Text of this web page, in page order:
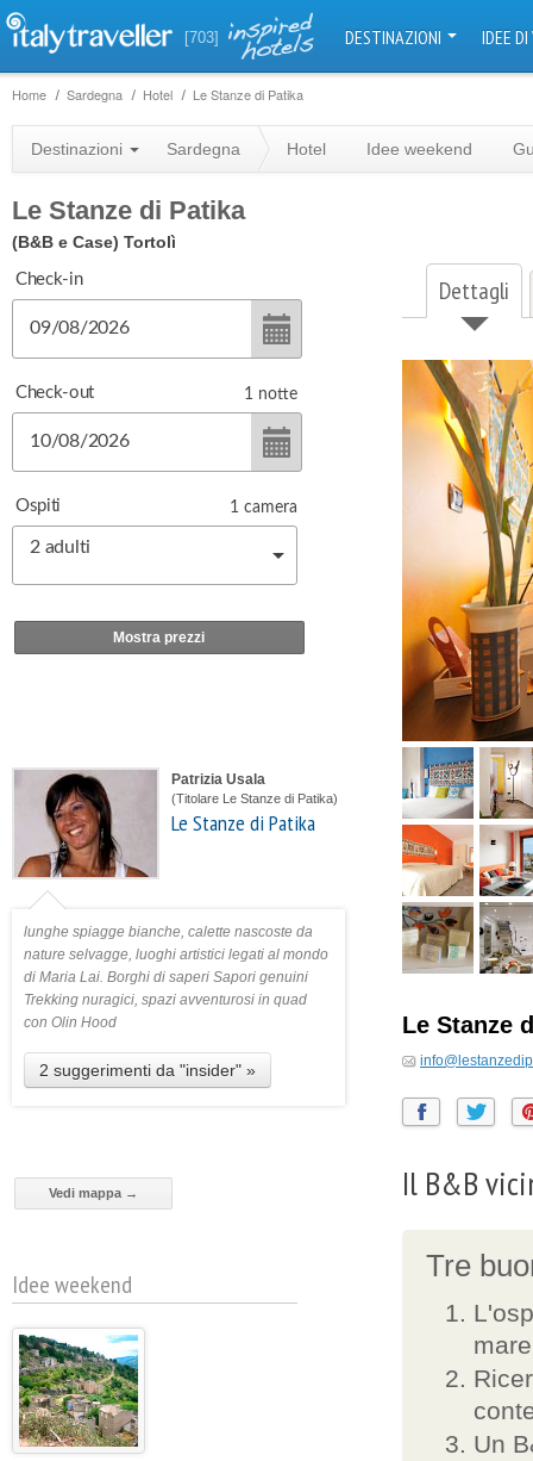
[703] DESTINAZIONI IDEE
Home Sardegna Hotel Le Stanze di Patika
Destinazioni Sardegna Hotel Idee weekend
Le Stanze di Patika
(B&B e Case) Tortolì
Dettagli
Le Stanze
Il B&B
Tre
Un
Check-in
Check-out 1 notte
Ospiti
2 adulti
1 camera
Mostra prezzi
Patrizia Usala
(Titolare Le Stanze di Patika)
Le Stanze di Patika
lunghe spiagge bianche, calette nascoste da
nature selvagge, luoghi artistici legati al mondo
di Maria Lai. Borghi di saperi Sapori genuini
Trekking nuragici, spazi avventurosi in quad
con Olin Hood
2 suggerimenti da "insider" »
Vedi mappa →
Idee weekend